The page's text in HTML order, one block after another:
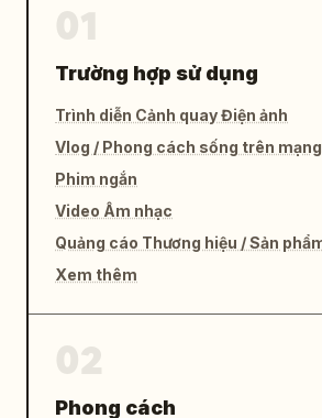
Trường hợp sử dụng
Trình diễn Cảnh quay Điện ảnh
Vlog / Phong cách sống trên
Phim ngắn
Video Âm nhạc
Quảng cáo Thương hiệu / Sản
Xem thêm
Phong cách